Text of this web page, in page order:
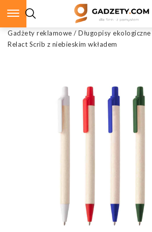
Gadżety reklamowe / Długopisy
Relact Scrib z niebieskim wkładem